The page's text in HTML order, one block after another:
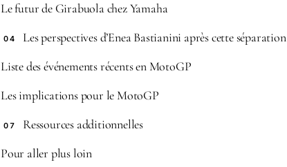
Le futur de Girabuola chez Yamaha
04 Les perspectives d’Enea Bastianini après cette séparation
Liste des événements récents en MotoGP
Les implications pour le MotoGP
07 Ressources additionnelles
Pour aller plus loin